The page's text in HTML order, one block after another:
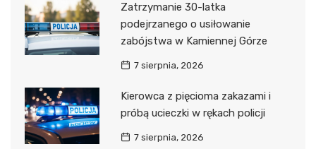
Zatrzymanie 30-latka
podejrzanego o usiłowanie
zabójstwa w Kamiennej Górze
7 sierpnia, 2026
Kierowca z pięcioma zakazami i
próbą ucieczki w rękach policji
7 sierpnia, 2026